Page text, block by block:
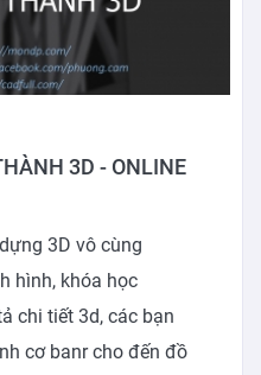
3D - ONLINE
3D vô cùng
hình, khóa học
chi tiết 3d, các bạn
cơ banr cho đến đồ